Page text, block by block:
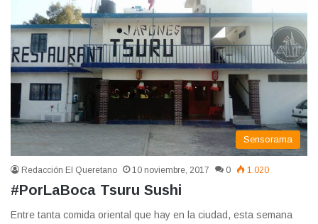
Sensorama
Redacción El Queretano 10 noviembre, 2017 0 1.020
#PorLaBoca Tsuru Sushi
Entre tanta comida oriental que hay en la ciudad, esta semana